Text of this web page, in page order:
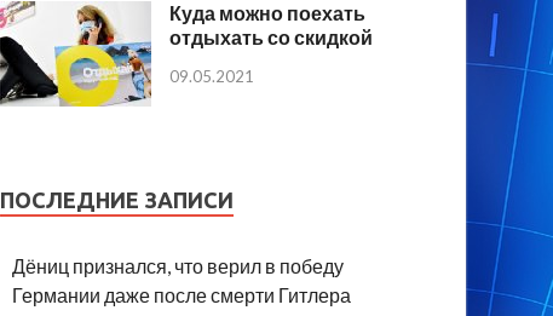
Куда можно поехать
отдыхать со скидкой
09.05.2021
ПОСЛЕДНИЕ ЗАПИСИ
Дёниц признался, что верил в победу
Германии даже после смерти Гитлера